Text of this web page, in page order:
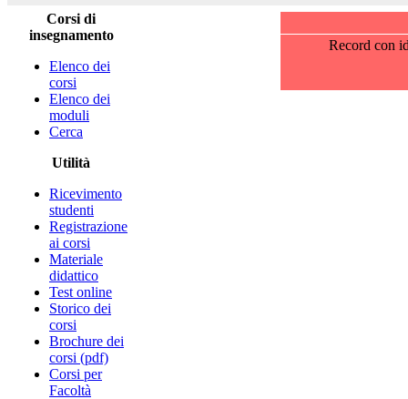
Corsi di
insegnamento
Elenco dei
corsi
Elenco dei
moduli
Cerca
Utilità
Ricevimento
studenti
Registrazione
ai corsi
Materiale
didattico
Test online
Storico dei
corsi
Brochure dei
corsi (pdf)
Corsi per
Facoltà
Record con